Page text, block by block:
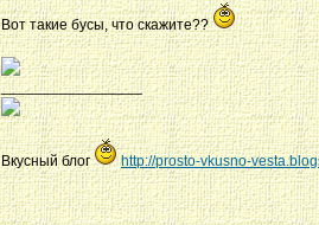
Вот такие бусы, что скажите??
_________________
Вкусный блог http://prosto-vkusno-